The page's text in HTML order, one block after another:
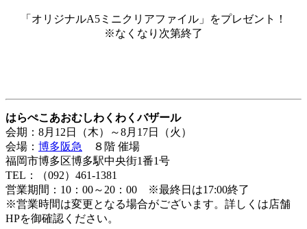
「オリジナルA5ミニクリアファイル」をプレゼント！
※なくなり次第終了
はらぺこあおむしわくわくバザール
会期：8月12日（木）～8月17日（火）
会場： 博多阪急
８階 催場
福岡市博多区博多駅中央街1番1号
TEL：（092）461-1381
営業期間：10：00～20：00 ※最終日は17:00終了
※営業時間は変更となる場合がございます。詳しくは店舗
HPを御確認ください。